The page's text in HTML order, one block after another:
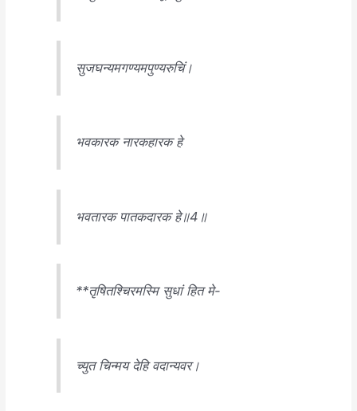
सुजघन्यमगण्यमपुण्यरुचिं।
भवकारक नारकहारक हे
भवतारक पातकदारक हे॥4॥
**तृषितश्चिरमस्मि सुधां हित मे-
च्युत चिन्मय देहि वदान्यवर।